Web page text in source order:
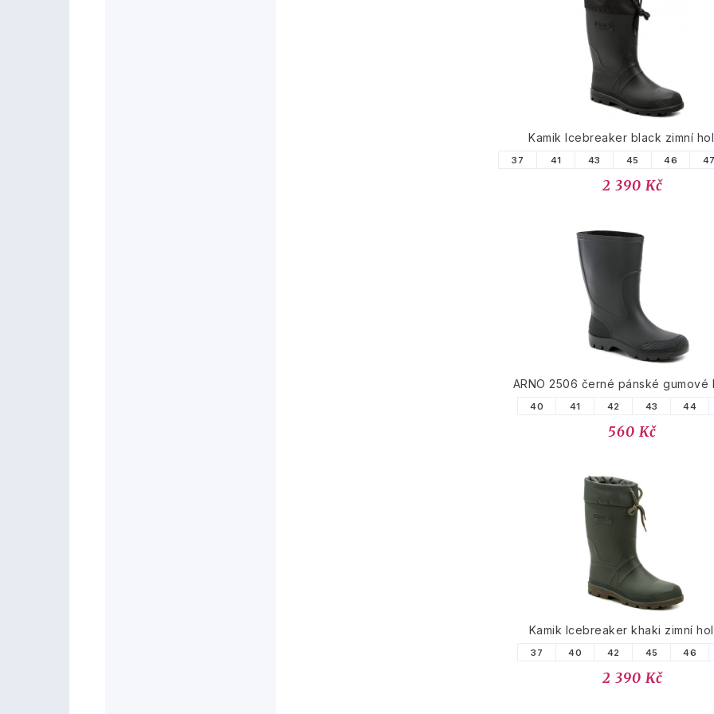
Kamik Icebreaker black zimní
37 41 43 45 46 47
2 390 Kč
ARNO 2506 černé pánské gumové
40 41 42 43 44
560 Kč
Kamik Icebreaker khaki zimní
37 40 42 45 46
2 390 Kč